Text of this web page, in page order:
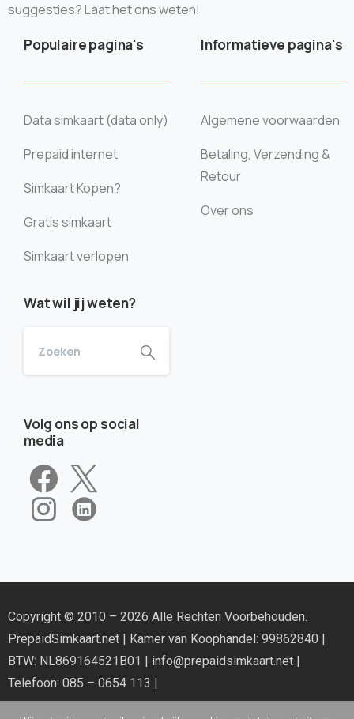
suggesties? Laat het ons weten!
Populaire pagina's
Data simkaart (data only)
Prepaid internet
Simkaart Kopen?
Gratis simkaart
Simkaart verlopen
Informatieve pagina's
Algemene voorwaarden
Betaling, Verzending &
Retour
Over ons
Wat wil jij weten?
Volg ons op social
media
Copyright © 2010 – 2026 Alle Rechten Voorbehouden.
PrepaidSimkaart.net | Kamer van Koophandel: 99862840 |
BTW: NL869164521B01 | info@prepaidsimkaart.net |
Telefoon: 085 – 0654 113 |